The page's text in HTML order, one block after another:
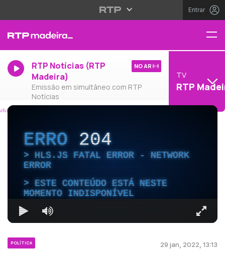
Entrar
RTP Notícias (RTP
Madeira)
Emissão em simultâneo com RTP
Notícias
NO AR
TV
RTP
ERRO204
HLS.JS FATAL ERROR - NETWORK
ERROR
ESTE CONTEÚDO ESTÁ NESTE
MOMENTO INDISPONÍVEL
POLÍTICA 29 jan, 2022, 13:13